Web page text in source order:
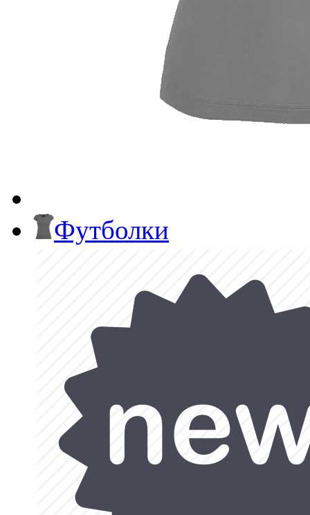
Футболки